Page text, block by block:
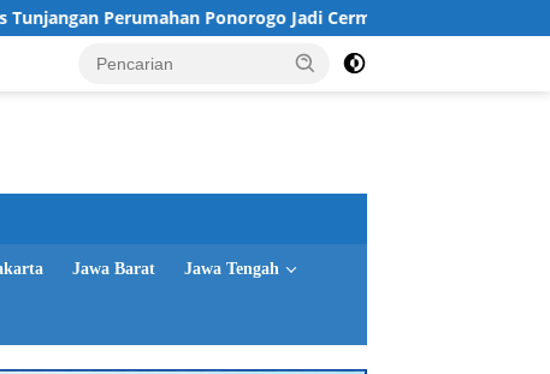
Ponorogo Jadi Cermin, Dimyati Soroti Tata Kelola
Jawa Barat Jawa Tengah